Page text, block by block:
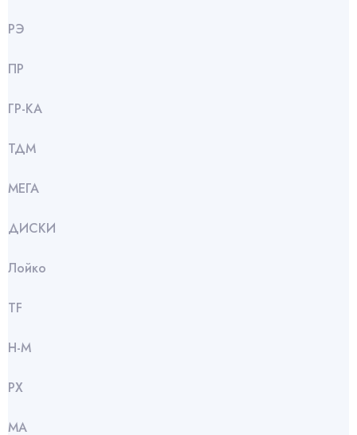
РЭ
ПР
ГР-КА
ТДМ
МЕГА
ДИСКИ
Лойко
TF
Н-М
РХ
МА